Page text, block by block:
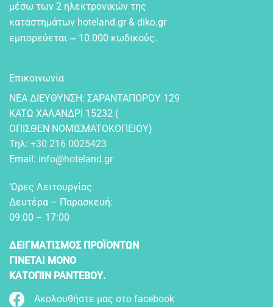
μέσω των 2 ηλεκτρονικών της
καταστημάτων hoteland.gr & diko.gr
εμπορεύεται ~ 10.000 κωδικούς.
Επικοινωνία
NEA ΔIEYΘYNΣH: ΣAPANTAΠOPOY 129
KATΩ XAΛANΔPI 15232 (
OΠIΣΘEN NOMIΣMATOKOΠEIOY)
Τηλ: +30 216 0025423
Email: info@hoteland.gr
‘Ωρες Λειτουργίας
Δευτέρα – Παρασκευή:
09:00 – 17:00
ΔΕΙΓΜΑΤΙΣΜΟΣ ΠΡΟΪΟΝΤΩΝ
ΓΙΝΕΤΑΙ ΜΟΝΟ
ΚΑΤΟΠΙΝ ΡΑΝΤΕΒΟΥ.
Ακολουθήστε μας στο facebook